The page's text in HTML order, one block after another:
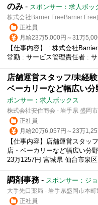
のみ - スポンサー：求人ボッ
株式会社Barrier FreeBarrier
正社員
月給23万5,000円～31万
【仕事内容】 : 株式会社
常勤 : サービス管理責任者 :
店舗運営スタッフ/未経
ベーカリーなど幅広い
ポンサー：求人ボックス
株式会社安住商会 - 岩手県 盛岡
正社員
月給20万6,057円～23万
【仕事内容】店舗運営スタッ
店・ベーカリーなど幅広い分
23万1257円 宮城県 仙台市泉区
調剤事務 - スポンサー：ジ
大手先口薬局 - 岩手県盛岡市本
正社員